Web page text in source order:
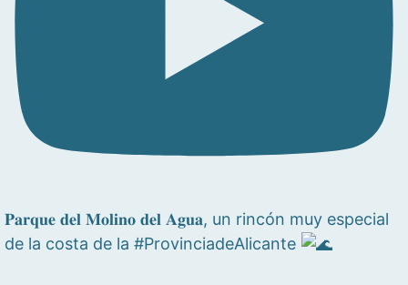
𝐏𝐚𝐫𝐪𝐮𝐞 𝐝𝐞𝐥 𝐌𝐨𝐥𝐢𝐧𝐨 𝐝𝐞𝐥 𝐀𝐠𝐮𝐚, un rincón muy especial
de la costa de la #ProvinciadeAlicante